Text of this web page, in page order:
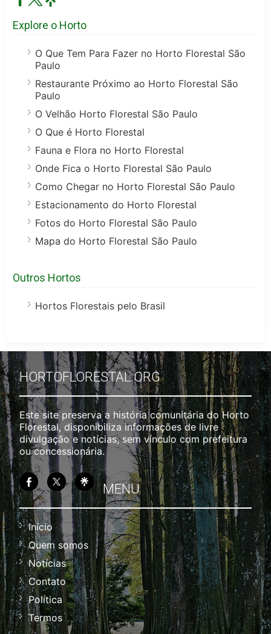
Explore o Horto
O Que Tem Para Fazer no Horto Florestal São
Paulo
Restaurante Próximo ao Horto Florestal São
Paulo
O Velhão Horto Florestal São Paulo
O Que é Horto Florestal
Fauna e Flora no Horto Florestal
Onde Fica o Horto Florestal São Paulo
Como Chegar no Horto Florestal São Paulo
Estacionamento do Horto Florestal
Fotos do Horto Florestal São Paulo
Mapa do Horto Florestal São Paulo
Outros Hortos
Hortos Florestais pelo Brasil
HORTOFLORESTAL.ORG
Este site preserva a história comunitária do Horto
Florestal, disponibiliza informações de livre
divulgação e notícias, sem vínculo com prefeitura
ou concessionária.
MENU
Início
Quem somos
Notícias
Contato
Política
Termos